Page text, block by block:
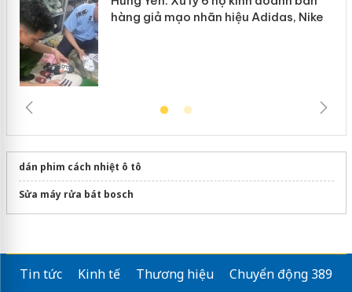
hàng giả mạo nhãn hiệu Adidas, Nike
dán phim cách nhiệt ô tô
Sửa máy rửa bát bosch
Tin tức Kinh tế Thương hiệu
Chuyển động 389